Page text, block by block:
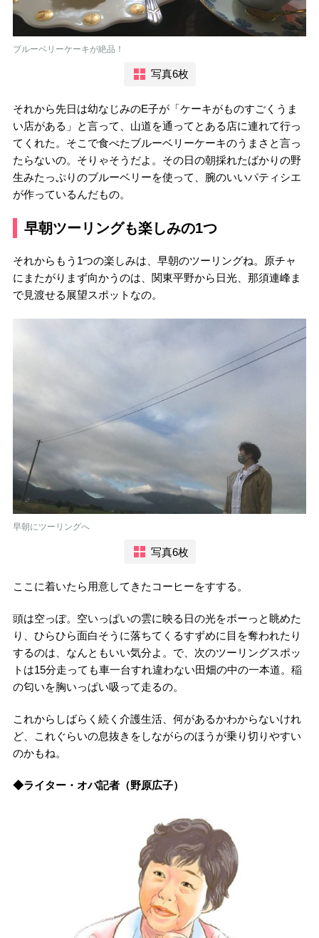
ブルーベリーケーキが絶品！
写真6枚
それから先日は幼なじみのE子が「ケーキがものすごくうま
い店がある」と言って、山道を通ってとある店に連れて行っ
てくれた。そこで食べたブルーベリーケーキのうまさと言っ
たらないの。そりゃそうだよ。その日の朝採れたばかりの野
生みたっぷりのブルーベリーを使って、腕のいいパティシエ
が作っているんだもの。
早朝ツーリングも楽しみの1つ
それからもう1つの楽しみは、早朝のツーリングね。原チャ
にまたがりまず向かうのは、関東平野から日光、那須連峰ま
で見渡せる展望スポットなの。
早朝にツーリングへ
写真6枚
ここに着いたら用意してきたコーヒーをすする。
頭は空っぽ。空いっぱいの雲に映る日の光をボーっと眺めた
り、ひらひら面白そうに落ちてくるすずめに目を奪われたり
するのは、なんともいい気分よ。で、次のツーリングスポッ
トは15分走っても車一台すれ違わない田畑の中の一本道。稲
の匂いを胸いっぱい吸って走るの。
これからしばらく続く介護生活、何があるかわからないけれ
ど、これぐらいの息抜きをしながらのほうが乗り切りやすい
のかもね。
◆ライター・オバ記者（野原広子）